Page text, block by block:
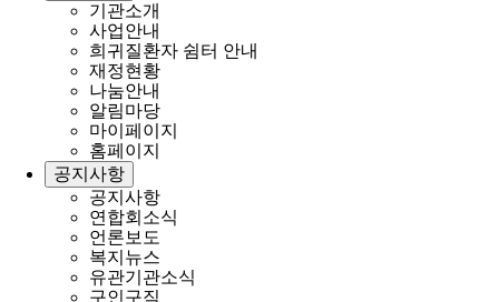
기관소개
사업안내
희귀질환자 쉼터 안내
재정현황
나눔안내
알림마당
마이페이지
홈페이지
공지사항
공지사항
연합회소식
언론보도
복지뉴스
유관기관소식
구인구직